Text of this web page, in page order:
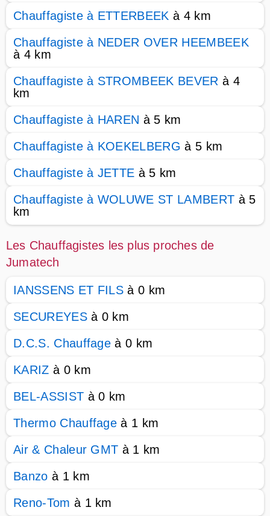
Chauffagiste à ETTERBEEK à 4 km
Chauffagiste à NEDER OVER HEEMBEEK
à 4 km
Chauffagiste à STROMBEEK BEVER à 4
km
Chauffagiste à HAREN à 5 km
Chauffagiste à KOEKELBERG à 5 km
Chauffagiste à JETTE à 5 km
Chauffagiste à WOLUWE ST LAMBERT à 5
km
Les Chauffagistes les plus proches de
Jumatech
IANSSENS ET FILS à 0 km
SECUREYESà 0 km
D.C.S. Chauffage à 0 km
KARIZ à 0 km
BEL-ASSIST à 0 km
Thermo Chauffage à 1 km
Air & Chaleur GMT à 1 km
Banzo à 1 km
Reno-Tom à 1 km